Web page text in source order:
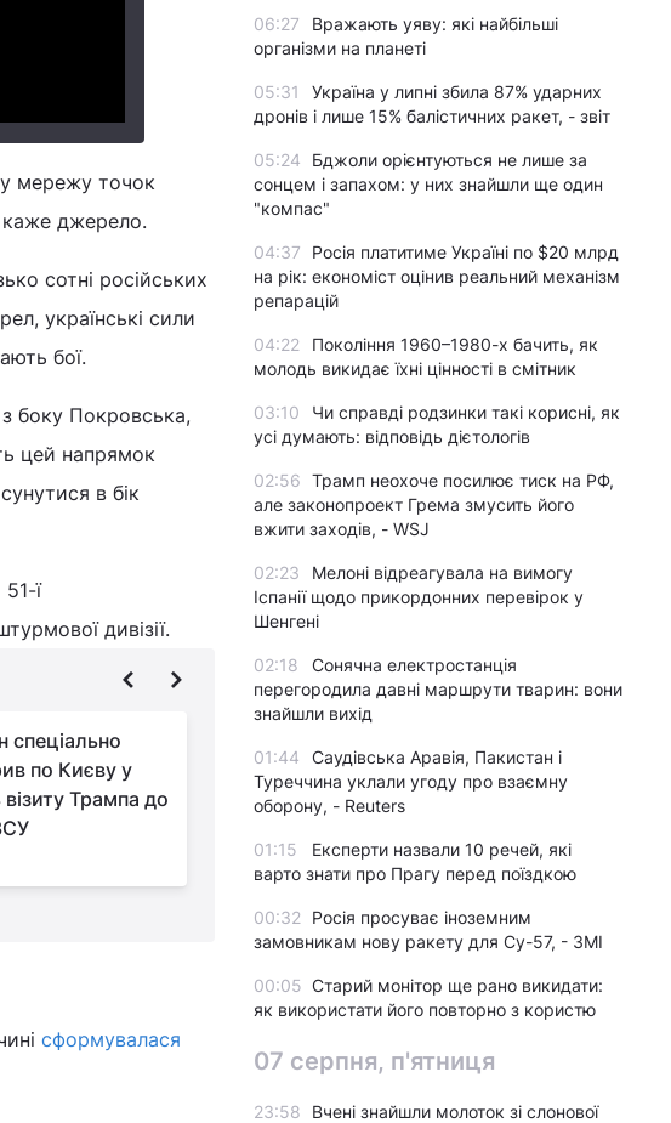
мережу точок
каже джерело.
сотні російських
українські сили
бої.
боку Покровська,
цей напрямок
в бік
ї
дивізії.
спеціально
по Києву у
візиту Трампа до
сценарії найближчого
майбутнього
сформувалася
06:27
Вражають уяву: які найбільші
організми на планеті
05:31
Україна у липні збила 87% ударних
дронів і лише 15% балістичних ракет, - звіт
05:24
Бджоли орієнтуються не лише за
сонцем і запахом: у них знайшли ще один
"компас"
04:37
Росія платитиме Україні по $20 млрд
на рік: економіст оцінив реальний механізм
репарацій
04:22
Покоління 1960–1980-х бачить, як
молодь викидає їхні цінності в смітник
03:10
Чи справді родзинки такі корисні, як
усі думають: відповідь дієтологів
02:56 Трамп неохоче посилює тиск на РФ,
але законопроект Грема змусить його
вжити заходів, - WSJ
02:23
Мелоні відреагувала на вимогу
Іспанії щодо прикордонних перевірок у
Шенгені
02:18
Сонячна електростанція
перегородила давні маршрути тварин: вони
знайшли вихід
01:44
Саудівська Аравія, Пакистан і
Туреччина уклали угоду про взаємну
оборону, - Reuters
01:15
Експерти назвали 10 речей, які
варто знати про Прагу перед поїздкою
00:32
Росія просуває іноземним
замовникам нову ракету для Су-57, - ЗМІ
00:05 Старий монітор ще рано викидати:
як використати його повторно з користю
07 серпня, п'ятниця
23:58
Вчені знайшли молоток зі слонової